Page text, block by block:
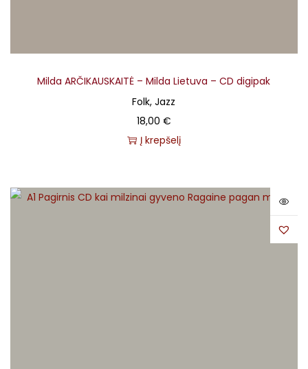
Milda ARČIKAUSKAITĖ – Milda Lietuva – CD digipak
Folk, Jazz
18,00 €
Į krepšelį